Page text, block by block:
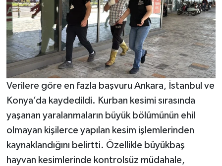
Verilere göre en fazla başvuru Ankara, İstanbul ve
Konya’da kaydedildi. Kurban kesimi sırasında
yaşanan yaralanmaların büyük bölümünün ehil
olmayan kişilerce yapılan kesim işlemlerinden
kaynaklandığını belirtti. Özellikle büyükbaş
hayvan kesimlerinde kontrolsüz müdahale,